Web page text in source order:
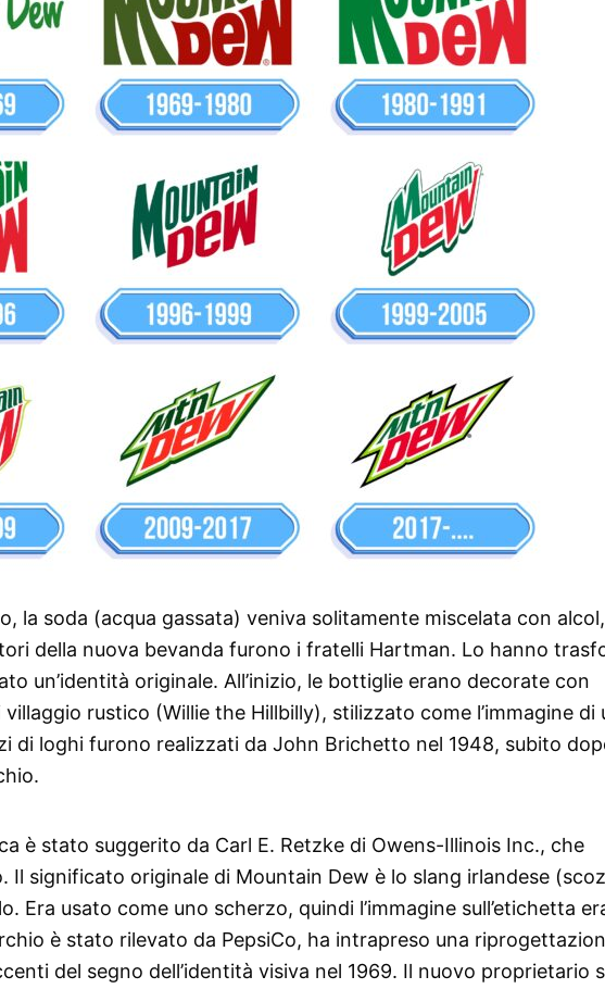
la soda (acqua gassata) veniva solitamente miscelata con
della nuova bevanda furono i fratelli Hartman. Lo hanno
un’identità originale. All’inizio, le bottiglie erano decorate con
rustico (Willie the Hillbilly), stilizzato come l’immagine di
di loghi furono realizzati da John Brichetto nel 1948, subito
è stato suggerito da Carl E. Retzke di Owens-Illinois Inc., che
significato originale di Mountain Dew è lo slang irlandese
Era usato come uno scherzo, quindi l’immagine sull’etichetta
è stato rilevato da PepsiCo, ha intrapreso una
del segno dell’identità visiva nel 1969. Il nuovo proprietario